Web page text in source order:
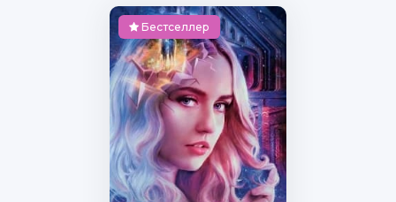
Бестселлер